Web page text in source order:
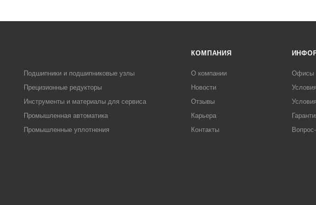
Подшипники и подшипниковые узлы
Прецизионные редукторы
Инструменты и материалы для сервиса
Промышленная автоматика
Промышленные уплотнения
КОМПАНИЯ
О компании
Новости
Отзывы
Карьера
Контакты
Офисы